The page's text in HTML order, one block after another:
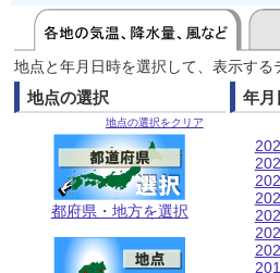
地点と年月日時を選択して、表示す
地点の選択
地点の選択をクリア
都府県・地方を選択
年月